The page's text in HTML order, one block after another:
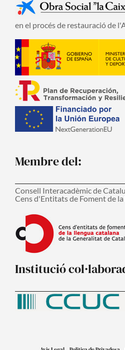
en el procés de restauració de
Membre del:
Consell Interacadèmic de
Cens d'Entitats de Foment de
Institució